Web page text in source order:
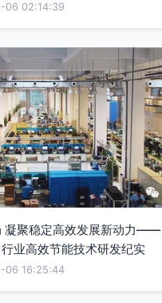
06 02:14:39
凝聚稳定高效发展新动力——
业高效节能技术研发纪实
06 16:25:44